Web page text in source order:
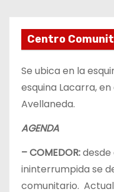
Centro
Se ubica en la
esquina Lacarra,
Avellaneda.
AGENDA
– COMEDOR:desde
ininterrumpida se
comunitario.